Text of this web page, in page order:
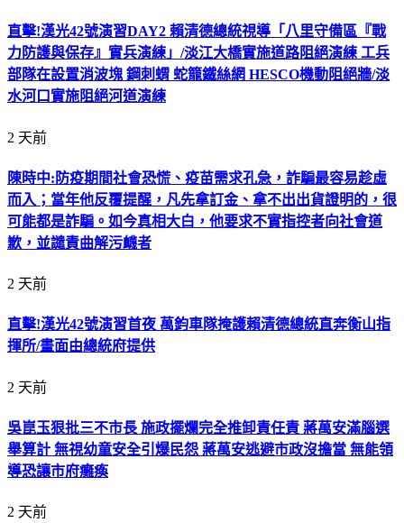
直擊!漢光42號演習DAY2 賴清德總統視導「八里守備區『戰
力防護與保存』實兵演練」/淡江大橋實施道路阻絕演練 工兵
部隊在設置消波塊 鋼刺蝟 蛇籠鐵絲網 HESCO機動阻絕牆/淡
水河口實施阻絕河道演練
2 天前
陳時中:防疫期間社會恐慌、疫苗需求孔急，詐騙最容易趁虛
而入；當年他反覆提醒，凡先拿訂金、拿不出出貨證明的，很
可能都是詐騙。如今真相大白，他要求不實指控者向社會道
歉，並譴責曲解污衊者
2 天前
直擊!漢光42號演習首夜 萬鈞車隊掩護賴清德總統直奔衡山指
揮所/畫面由總統府提供
2 天前
吳崑玉狠批三不市長 施政擺爛完全推卸責任責 蔣萬安滿腦選
舉算計 無視幼童安全引爆民怨 蔣萬安逃避市政沒擔當 無能領
導恐讓市府癱瘓
2 天前